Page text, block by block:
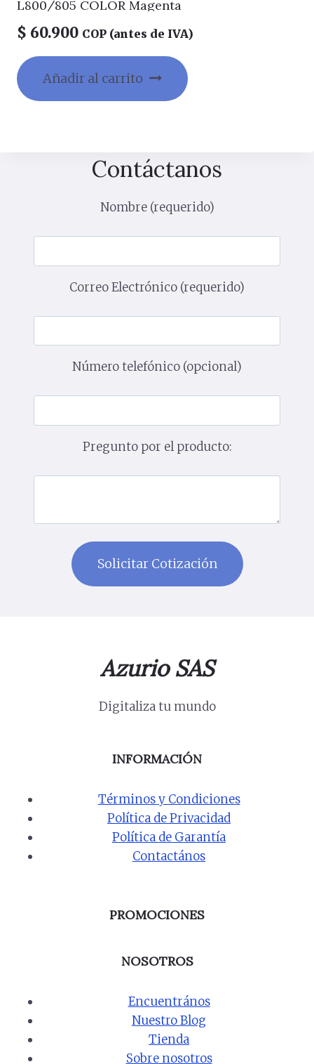
L800/805 COLOR Magenta
$ 60.900 COP (antes de IVA)
Añadir al carrito
Contáctanos
Nombre (requerido)
Correo Electrónico (requerido)
Número telefónico (opcional)
Pregunto por el producto:
Azurio SAS
Digitaliza tu mundo
INFORMACIÓN
Términos y Condiciones
Política de Privacidad
Política de Garantía
Contactános
PROMOCIONES
NOSOTROS
Encuentrános
Nuestro Blog
Tienda
Sobre nosotros